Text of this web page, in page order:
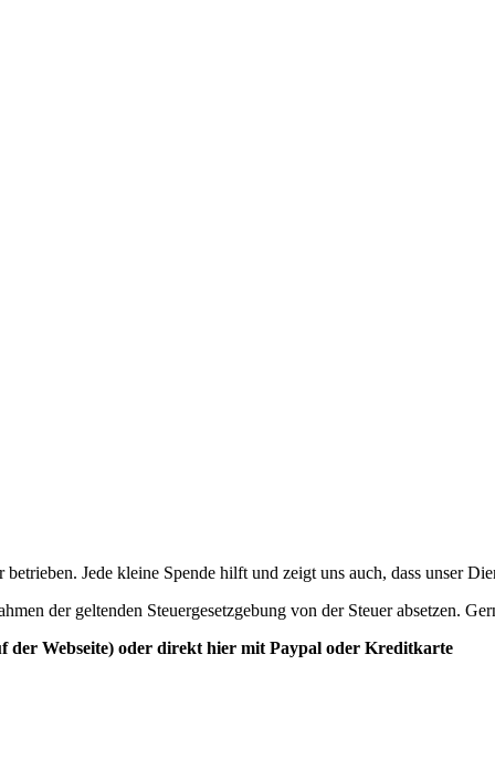
Jede kleine Spende hilft und zeigt uns auch, dass unser
der geltenden Steuergesetzgebung von der Steuer absetzen.
der Webseite) oder direkt hier mit Paypal oder Kreditkarte